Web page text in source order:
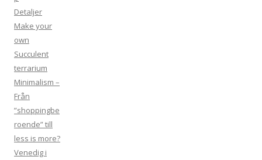
Detaljer
Make your
own
Succulent
terrarium
Minimalism –
Från
”shoppingbe
roende” till
less is more?
Venedig i